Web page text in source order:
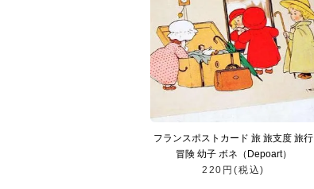
フランスポストカード 旅 旅支度 旅行
冒険 幼子 ボネ（Depoart）
220円(税込)